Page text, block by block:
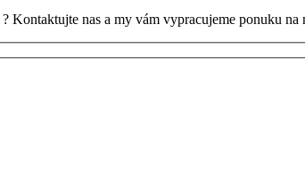
Kontaktujte nas a my vám vypracujeme ponuku na